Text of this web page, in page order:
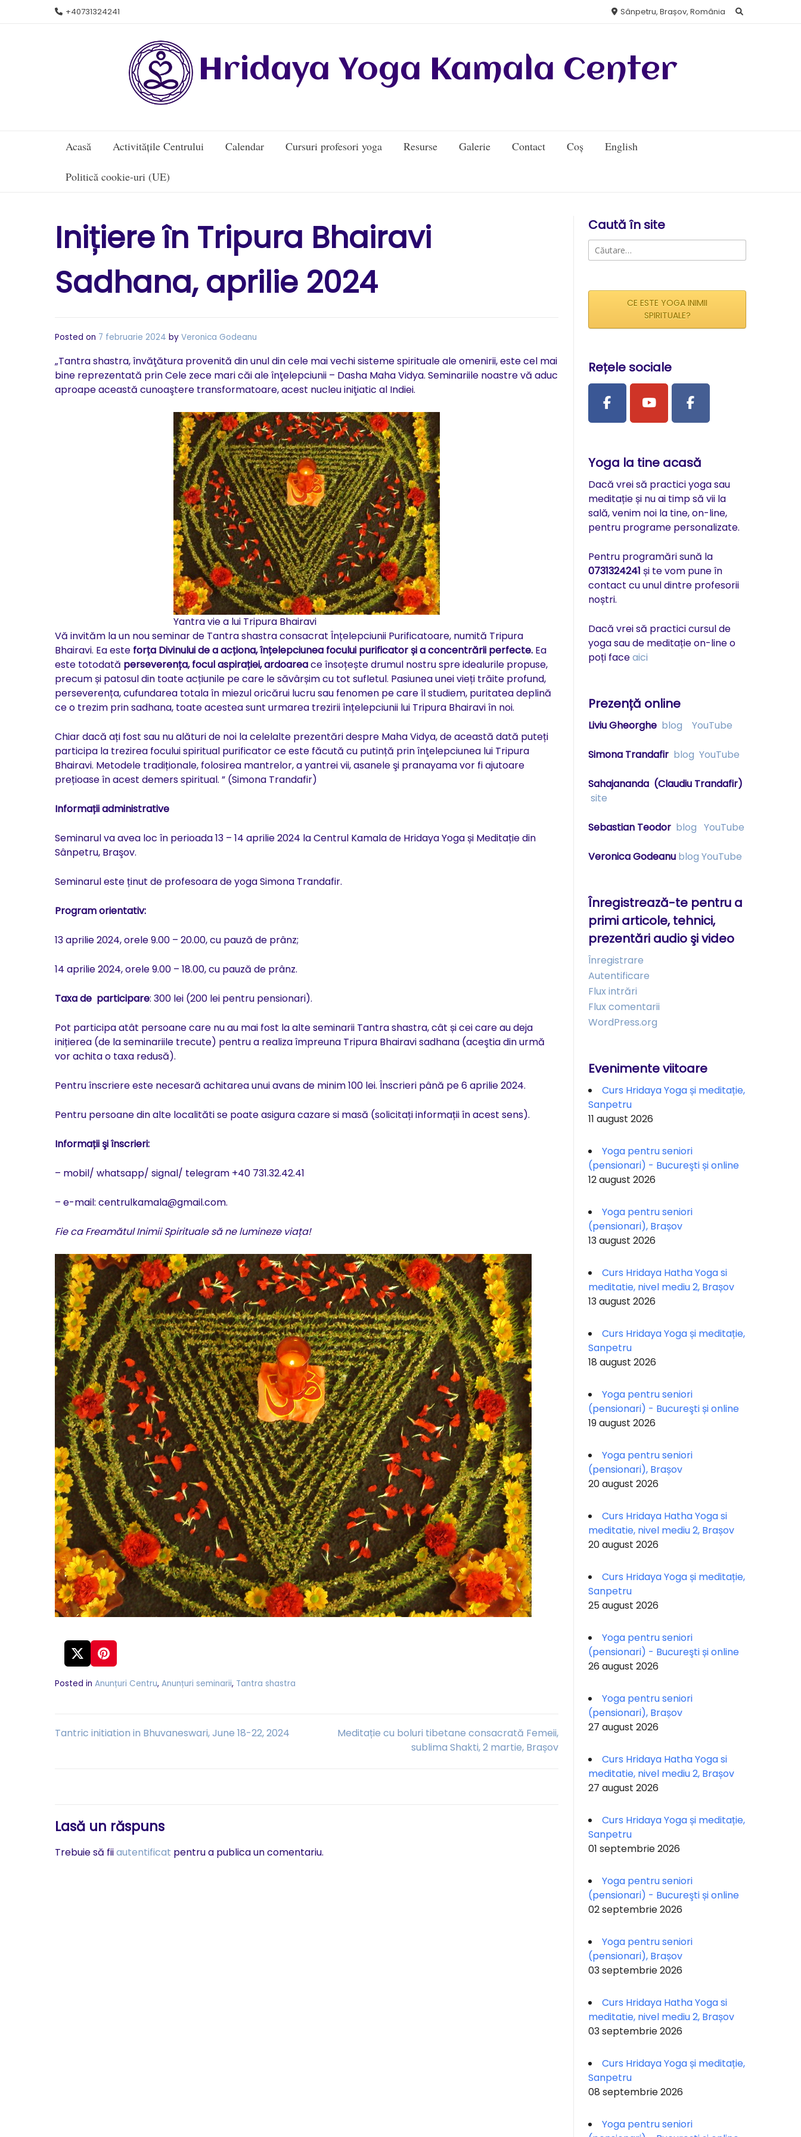
+40731324241 Sânpetru, Brașov, România
Hridaya Yoga Kamala Center
Acasă Activitățile Centrului Calendar Cursuri profesori yoga Resurse Galerie Contact Coș English
Politică cookie-uri (UE)
Inițiere în Tripura Bhairavi
Sadhana, aprilie 2024
Posted on 7 februarie 2024 by Veronica Godeanu
„Tantra shastra, învăţătura provenită din unul din cele mai vechi sisteme spirituale ale omenirii, este cel mai
bine reprezentată prin Cele zece mari căi ale înţelepciunii – Dasha Maha Vidya. Seminariile noastre vă aduc
aproape această cunoaştere transformatoare, acest nucleu iniţiatic al Indiei.
Yantra vie a lui Tripura Bhairavi
Vă invităm la un nou seminar de Tantra shastra consacrat Înțelepciunii Purificatoare, numită Tripura
Bhairavi. Ea este forța Divinului de a acționa, înțelepciunea focului purificator și a concentrării perfecte. Ea
este totodată perseverența, focul aspirației, ardoareace însoțește drumul nostru spre idealurile propuse,
precum și patosul din toate acțiunile pe care le săvârșim cu tot sufletul. Pasiunea unei vieți trăite profund,
perseverența, cufundarea totala în miezul oricărui lucru sau fenomen pe care îl studiem, puritatea deplină
ce o trezim prin sadhana, toate acestea sunt urmarea trezirii înțelepciunii lui Tripura Bhairavi în noi.
Chiar dacă ați fost sau nu alături de noi la celelalte prezentări despre Maha Vidya, de această dată puteți
participa la trezirea focului spiritual purificator ce este făcută cu putință prin înţelepciunea lui Tripura
Bhairavi. Metodele tradiționale, folosirea mantrelor, a yantrei vii, asanele şi pranayama vor fi ajutoare
prețioase în acest demers spiritual. ” (Simona Trandafir)
Informații administrative
Seminarul va avea loc în perioada 13 – 14 aprilie 2024 la Centrul Kamala de Hridaya Yoga și Meditație din
Sânpetru, Braşov.
Seminarul este ținut de profesoara de yoga Simona Trandafir.
Program orientativ:
13 aprilie 2024, orele 9.00 – 20.00, cu pauză de prânz;
14 aprilie 2024, orele 9.00 – 18.00, cu pauză de prânz.
Taxa de participare: 300 lei (200 lei pentru pensionari).
Pot participa atât persoane care nu au mai fost la alte seminarii Tantra shastra, cât și cei care au deja
inițierea (de la seminariile trecute) pentru a realiza împreuna Tripura Bhairavi sadhana (aceştia din urmă
vor achita o taxa redusă).
Pentru înscriere este necesară achitarea unui avans de minim 100 lei. Înscrieri până pe 6 aprilie 2024.
Pentru persoane din alte localităti se poate asigura cazare si masă (solicitați informații în acest sens).
Informații şi înscrieri:
– mobil/ whatsapp/ signal/ telegram +40 731.32.42.41
– e-mail: centrulkamala@gmail.com.
Fie ca Freamătul Inimii Spirituale să ne lumineze viața!
Posted in Anunțuri Centru, Anunțuri seminarii, Tantra shastra
Navigare
Tantric initiation in Bhuvaneswari, June 18-22, 2024
Meditație cu boluri tibetane consacrată Femeii,
sublima Shakti, 2 martie, Brașov
Lasă un răspuns
Trebuie să fiiautentificat pentru a publica un comentariu.
Caută în site
Caută
după:
CE ESTE YOGA INIMII
SPIRITUALE?
Rețele sociale
Yoga la tine acasă
Dacă vrei să practici yoga sau
meditație și nu ai timp să vii la
sală, venim noi la tine, on-line,
pentru programe personalizate.
Pentru programări sună la
0731324241 și te vom pune în
contact cu unul dintre profesorii
noștri.
Dacă vrei să practici cursul de
yoga sau de meditație on-line o
poți faceaici
Prezență online
Liviu Gheorghe blog YouTube
Simona Trandafir blog YouTube
Sahajananda (Claudiu Trandafir)
site
Sebastian Teodor blog YouTube
Veronica Godeanu blog YouTube
Înregistrează-te pentru a
primi articole, tehnici,
prezentări audio şi video
Înregistrare
Autentificare
Flux intrări
Flux comentarii
WordPress.org
Evenimente viitoare
Curs Hridaya Yoga și meditație,
Sanpetru
11 august 2026
Yoga pentru seniori
(pensionari) - Bucureşti și online
12 august 2026
Yoga pentru seniori
(pensionari), Brașov
13 august 2026
Curs Hridaya Hatha Yoga si
meditatie, nivel mediu 2, Brașov
13 august 2026
Curs Hridaya Yoga și meditație,
Sanpetru
18 august 2026
Yoga pentru seniori
(pensionari) - Bucureşti și online
19 august 2026
Yoga pentru seniori
(pensionari), Brașov
20 august 2026
Curs Hridaya Hatha Yoga si
meditatie, nivel mediu 2, Brașov
20 august 2026
Curs Hridaya Yoga și meditație,
Sanpetru
25 august 2026
Yoga pentru seniori
(pensionari) - Bucureşti și online
26 august 2026
Yoga pentru seniori
(pensionari), Brașov
27 august 2026
Curs Hridaya Hatha Yoga si
meditatie, nivel mediu 2, Brașov
27 august 2026
Curs Hridaya Yoga și meditație,
Sanpetru
01 septembrie 2026
Yoga pentru seniori
(pensionari) - Bucureşti și online
02 septembrie 2026
Yoga pentru seniori
(pensionari), Brașov
03 septembrie 2026
Curs Hridaya Hatha Yoga si
meditatie, nivel mediu 2, Brașov
03 septembrie 2026
Curs Hridaya Yoga și meditație,
Sanpetru
08 septembrie 2026
Yoga pentru seniori